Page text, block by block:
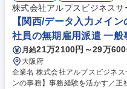
カ月を目処にひとり立ちしていた
けられる環境のため安心して働いていただけま
事務】未経験・第二新卒歓迎/
株式会社アルプスビジネスサ
【関西/データ入力メイ
社員の無期雇用派遣 一般
月給21万2100円～29万
大阪府
企業名 株式会社アルプスビジネスサービス 求人名 【関西
ンの事務】事務経験を活かす／正社員の無期